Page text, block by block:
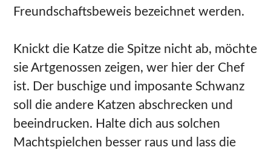
Freundschaftsbeweis bezeichnet werden.
Knickt die Katze die Spitze nicht ab, möchte
sie Artgenossen zeigen, wer hier der Chef
ist. Der buschige und imposante Schwanz
soll die andere Katzen abschrecken und
beeindrucken. Halte dich aus solchen
Machtspielchen besser raus und lass die